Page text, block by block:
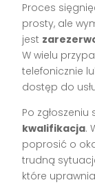
Proces
prosty, ale
jest
W wielu
telefonicznie
dostęp do
Po
kwalifikacja.
poprosić o
trudną
które